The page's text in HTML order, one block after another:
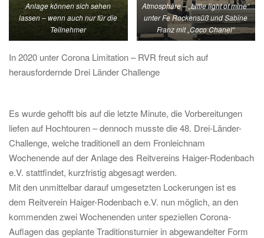
Anlage können sich sehen
lassen – wenn auch nur für die
Teilnehmer
Atmosphäre – „Little light of mine“
unter Fe Rockensüß und Sabine
Franz mit „Coco Chanel“
In 2020 unter Corona Limitation – RVR freut sich auf
herausfordernde Drei Länder Challenge
Es wurde gehofft bis auf die letzte Minute, die Vorbereitungen
liefen auf Hochtouren – dennoch musste die 48. Drei-Länder-
Challenge, welche traditionell an dem Fronleichnam
Wochenende auf der Anlage des Reitvereins Haiger-Rodenbach
e.V. stattfindet, kurzfristig abgesagt werden.
Mit den unmittelbar darauf umgesetzten Lockerungen ist es
dem Reitverein Haiger-Rodenbach e.V. nun möglich, an den
kommenden zwei Wochenenden unter speziellen Corona-
Auflagen das geplante Traditionsturnier in abgewandelter Form